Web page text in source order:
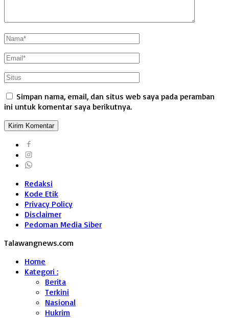
Simpan nama, email, dan situs web saya pada peramban
ini untuk komentar saya berikutnya.
Redaksi
Kode Etik
Privacy Policy
Disclaimer
Pedoman Media Siber
Talawangnews.com
Home
Kategori :
Berita
Terkini
Nasional
Hukrim